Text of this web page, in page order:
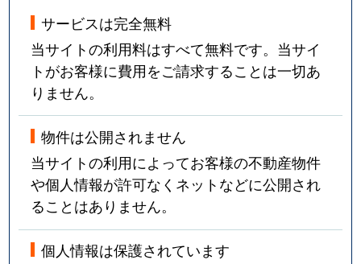
サービスは完全無料
当サイトの利用料はすべて無料です。当サイ
トがお客様に費用をご請求することは一切あ
りません。
物件は公開されません
当サイトの利用によってお客様の不動産物件
や個人情報が許可なくネットなどに公開され
ることはありません。
個人情報は保護されています